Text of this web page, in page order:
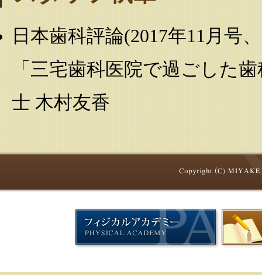
日本歯科評論(2017年11月号
「三宅歯科医院で過ごした
士 木村友香